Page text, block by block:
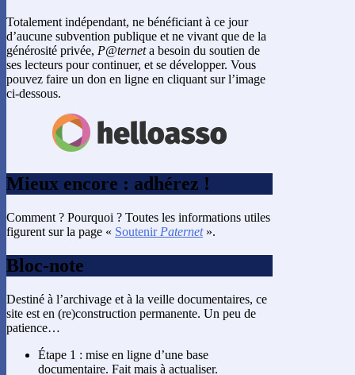
Totalement indépendant, ne bénéficiant à ce jour
d’aucune subvention publique et ne vivant que de la
générosité privée, P@terneta besoin du soutien de
ses lecteurs pour continuer, et se développer. Vous
pouvez faire un don en ligne en cliquant sur l’image
ci-dessous.
Mieux encore : adhérez !
Comment ? Pourquoi ? Toutes les informations utiles
figurent sur la page « Soutenir Paternet».
Bloc-note
Destiné à l’archivage et à la veille documentaires, ce
site est en (re)construction permanente. Un peu de
patience…
Étape 1 : mise en ligne d’une base
documentaire. Fait mais à actualiser.